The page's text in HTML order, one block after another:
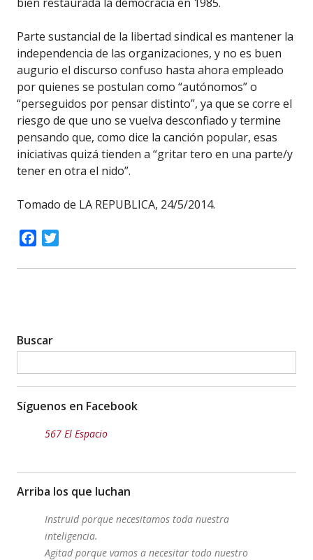
Parte sustancial de la libertad sindical es mantener la
independencia de las organizaciones, y no es buen
augurio el discurso confuso hasta ahora empleado
por quienes se postulan como “autónomos” o
“perseguidos por pensar distinto”, ya que se corre el
riesgo de que uno se vuelva desconfiado y termine
pensando que, como dice la canción popular, esas
iniciativas quizá tienden a “gritar tero en una parte/y
tener en otra el nido”.
Tomado de LA REPUBLICA, 24/5/2014.
Facebook
Buscar
Síguenos en Facebook
567 El Espacio
Arriba los que luchan
Instruid porque necesitamos toda nuestra
inteligencia.
Agitad porque vamos a necesitar todo nuestro